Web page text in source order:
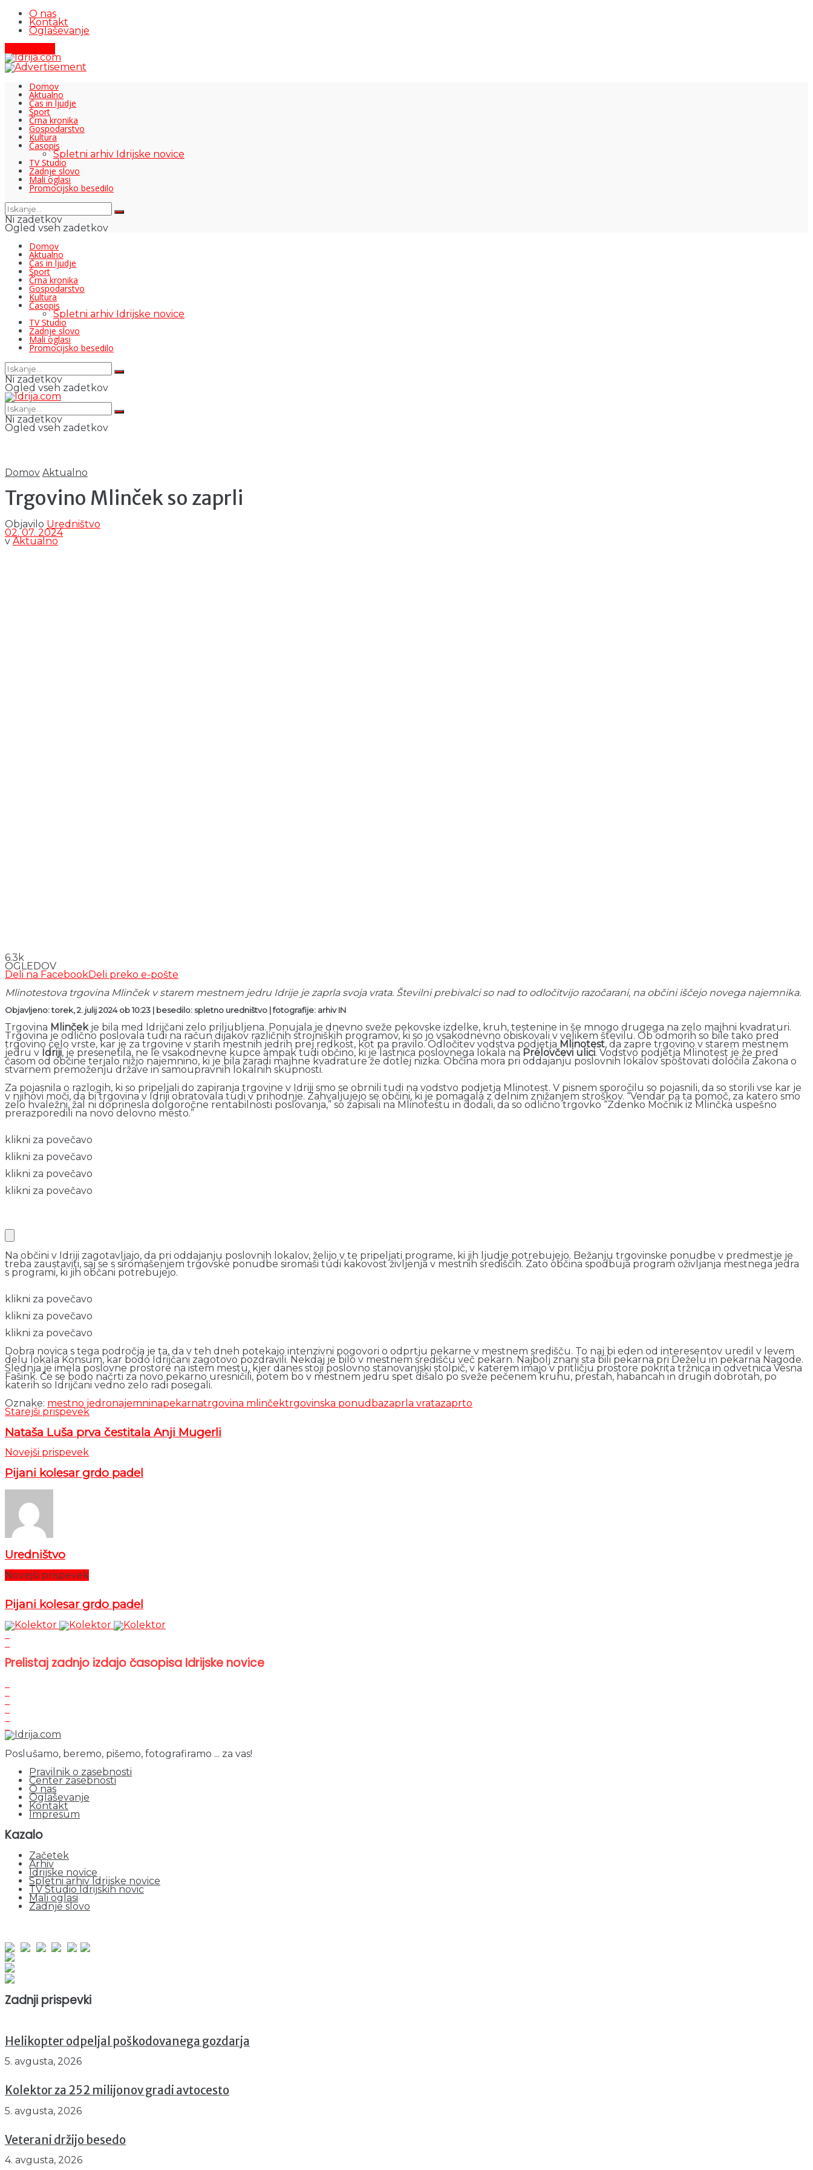
O nas
Kontakt
Oglaševanje
Domov
Aktualno
Čas in ljudje
Šport
Črna kronika
Gospodarstvo
Kultura
Časopis
Spletni arhiv Idrijske novice
TV Studio
Zadnje slovo
Mali oglasi
Promocijsko besedilo
Ni zadetkov
Ogled vseh zadetkov
Domov
Aktualno
Čas in ljudje
Šport
Črna kronika
Gospodarstvo
Kultura
Časopis
Spletni arhiv Idrijske novice
TV Studio
Zadnje slovo
Mali oglasi
Promocijsko besedilo
Ni zadetkov
Ogled vseh zadetkov
Ni zadetkov
Ogled vseh zadetkov
Domov Aktualno
Trgovino Mlinček so zaprli
Objavilo Uredništvo
02. 07. 2024
v Aktualno
6.3k
OGLEDOV
Deli na FacebookDeli preko e-pošte
Mlinotestova trgovina Mlinček v starem mestnem jedru Idrije je zaprla svoja vrata. Številni prebivalci so nad to odločitvijo razočarani, na občini iščejo novega najemnika.
Objavljeno: torek, 2. julij 2024 ob 10:23 | besedilo: spletno uredništvo | fotografije: arhiv IN
Trgovina Mlinček je bila med Idrijčani zelo priljubljena. Ponujala je dnevno sveže pekovske izdelke, kruh, testenine in še mnogo drugega na zelo majhni kvadraturi.
Trgovina je odlično poslovala tudi na račun dijakov različnih strojniških programov, ki so jo vsakodnevno obiskovali v velikem številu. Ob odmorih so bile tako pred
trgovino celo vrste, kar je za trgovine v starih mestnih jedrih prej redkost, kot pa pravilo. Odločitev vodstva podjetja Mlinotest, da zapre trgovino v starem mestnem
jedru v Idriji, je presenetila, ne le vsakodnevne kupce ampak tudi občino, ki je lastnica poslovnega lokala na Prelovčevi ulici. Vodstvo podjetja Mlinotest je že pred
časom od občine terjalo nižjo najemnino, ki je bila zaradi majhne kvadrature že dotlej nizka. Občina mora pri oddajanju poslovnih lokalov spoštovati določila Zakona o
stvarnem premoženju države in samoupravnih lokalnih skupnosti.
Za pojasnila o razlogih, ki so pripeljali do zapiranja trgovine v Idriji smo se obrnili tudi na vodstvo podjetja Mlinotest. V pisnem sporočilu so pojasnili, da so storili vse kar je
v njihovi moči, da bi trgovina v Idriji obratovala tudi v prihodnje. Zahvaljujejo se občini, ki je pomagala z delnim znižanjem stroškov. “Vendar pa ta pomoč, za katero smo
zelo hvaležni, žal ni doprinesla dolgoročne rentabilnosti poslovanja,” so zapisali na Mlinotestu in dodali, da so odlično trgovko “Zdenko Močnik iz Mlinčka uspešno
prerazporedili na novo delovno mesto.”
klikni za povečavo
klikni za povečavo
klikni za povečavo
klikni za povečavo
Na občini v Idriji zagotavljajo, da pri oddajanju poslovnih lokalov, želijo v te pripeljati programe, ki jih ljudje potrebujejo. Bežanju trgovinske ponudbe v predmestje je
treba zaustaviti, saj se s siromašenjem trgovske ponudbe siromaši tudi kakovost življenja v mestnih središčih. Zato občina spodbuja program oživljanja mestnega jedra
s programi, ki jih občani potrebujejo.
klikni za povečavo
klikni za povečavo
klikni za povečavo
Dobra novica s tega področja je ta, da v teh dneh potekajo intenzivni pogovori o odprtju pekarne v mestnem središču. To naj bi eden od interesentov uredil v levem
delu lokala Konsum, kar bodo Idrijčani zagotovo pozdravili. Nekdaj je bilo v mestnem središču več pekarn. Najbolj znani sta bili pekarna pri Deželu in pekarna Nagode.
Slednja je imela poslovne prostore na istem mestu, kjer danes stoji poslovno stanovanjski stolpič, v katerem imajo v pritličju prostore pokrita tržnica in odvetnica Vesna
Fašink. Če se bodo načrti za novo pekarno uresničili, potem bo v mestnem jedru spet dišalo po sveže pečenem kruhu, prestah, habancah in drugih dobrotah, po
katerih so Idrijčani vedno zelo radi posegali.
Oznake: mestno jedronajemninapekarnatrgovina mlinčektrgovinska ponudbazaprla vratazaprto
Starejši prispevek
Nataša Luša prva čestitala Anji Mugerli
Novejši prispevek
Pijani kolesar grdo padel
Uredništvo
Novejši prispevek
Pijani kolesar grdo padel
Prelistaj zadnjo izdajo časopisa Idrijske novice
Poslušamo, beremo, pišemo, fotografiramo ... za vas!
Pravilnik o zasebnosti
Center zasebnosti
O nas
Oglaševanje
Kontakt
Impresum
Kazalo
Začetek
Arhiv
Idrijske novice
Spletni arhiv Idrijske novice
TV Studio Idrijskih novic
Mali oglasi
Zadnje slovo
Zadnji prispevki
Helikopter odpeljal poškodovanega gozdarja
5. avgusta, 2026
Kolektor za 252 milijonov gradi avtocesto
5. avgusta, 2026
Veterani držijo besedo
4. avgusta, 2026